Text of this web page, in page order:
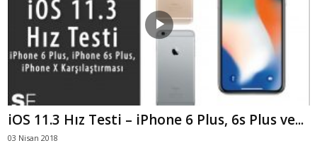
iOS 11.3 Hız Testi – iPhone 6 Plus, 6s Plus ve...
03 Nisan 2018